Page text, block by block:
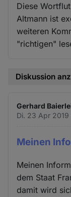
Diese
Altmann ist
weiteren
"richtigen"
Diskussion
Gerhard
Di. 23 Apr 2019
Meinen
Meinen
dem Staat
damit wird